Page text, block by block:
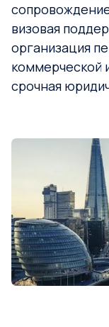
визовая
организация
коммерческой
срочная